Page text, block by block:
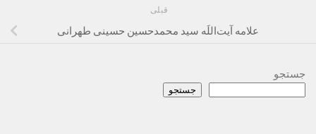
قبلی
علامه آیت‌اللَه سید محمدحسین حسینی طهرانی
جستجو
جستجو